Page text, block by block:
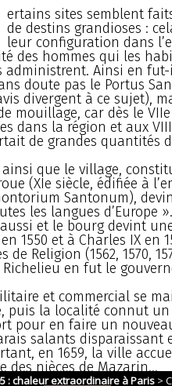
ertains sites semblent
de destins grandioses :
leur configuration dans
des hommes qui les
administrent. Ainsi en
doute pas le Portus
divergent à ce sujet),
mouillage, car dès le
dans la région et aux
de grandes quantités
ainsi que le village,
(XIe siècle, édifiée à
Santonum),
les langues d’Europe
et le bourg devint
1550 et à Charles IX en
de Religion (1562, 1570,
en fut le
et commercial se
puis la localité connut
pour en faire un
salants disparaissant
en 1659, la ville
des nièces de Mazarin...